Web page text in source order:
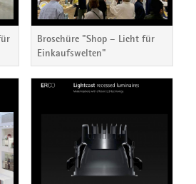
Broschüre "Shop – Licht für
Einkaufswelten"